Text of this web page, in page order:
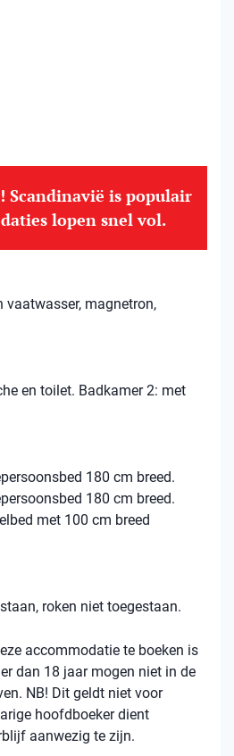
Scandinavië is populair
lopen snel vol.
vaatwasser, magnetron,
en toilet. Badkamer 2: met
180 cm breed.
180 cm breed.
met 100 cm breed
roken niet toegestaan.
accommodatie te boeken is
dan 18 jaar mogen niet in de
NB! Dit geldt niet voor
hoofdboeker dient
aanwezig te zijn.